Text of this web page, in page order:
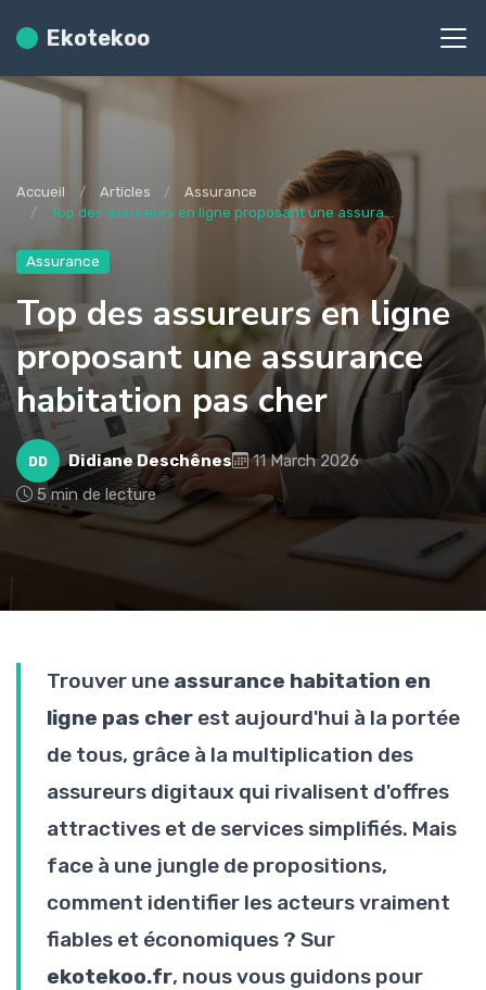
Ekotekoo
Accueil Articles
Assurance
Top des assureurs en ligne proposant une assura...
Assurance
Top des assureurs en ligne
proposant une assurance
habitation pas cher
DD Didiane Deschênes
11 March 2026
5 min de lecture
Trouver une assurance habitation en
ligne pas cher est aujourd'hui à la portée
de tous, grâce à la multiplication des
assureurs digitaux qui rivalisent d'offres
attractives et de services simplifiés. Mais
face à une jungle de propositions,
comment identifier les acteurs vraiment
fiables et économiques ? Sur
ekotekoo.fr, nous vous guidons pour